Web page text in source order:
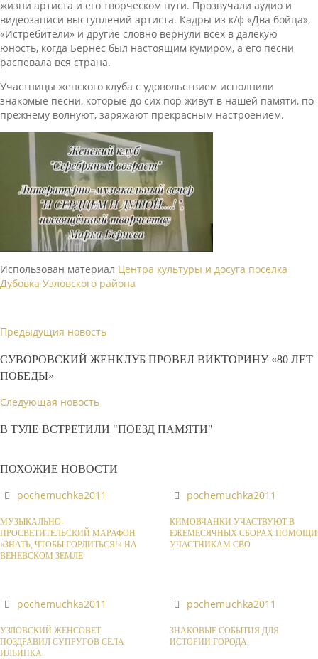
жизни артиста и его творческом пути. Прозвучали аудио и
видеозаписи выступлений артиста. Кадры из к/ф «Два бойца»,
«Истребители» и другие словно вернули всех в далекую
юность, когда Бернес был настоящим кумиром, а его песни
распевала вся страна.
Участницы женского клуба с удовольствием исполнили
знакомые песни, которые до сих пор живут в нашей памяти, по-
прежнему волнуют, заряжают прекрасным настроением.
Использован материал Центра культуры и досуга поселка
Дубовка Узловского района
Предыдущия новость
СУВОРОВСКИЙ ЖЕНКЛУБ ПРОВЕЛ ВИКТОРИНУ «80 ЛЕТ
ПОБЕДЫ»
Следующая новость
В ТУЛЕ ВСТРЕТИЛИ "ПОЕЗД ПАМЯТИ"
ПОХОЖИЕ НОВОСТИ
pochemuchka2011
МУЗЫКАЛЬНО-
ПРОСВЕТИТЕЛЬСКИЙ МАРАФОН
«ЗНАТЬ, ЧТОБЫ ГОРДИТЬСЯ!» НА
ВЕНЕВСКОМ ЗЕМЛЕ
pochemuchka2011
КИМОВЧАНКИ УЧАСТВУЮТ В
ЕЖЕМЕСЯЧНЫХ СБОРАХ ПОМОЩИ
УЧАСТНИКАМ СВО
pochemuchka2011
УЗЛОВСКИЙ ЖЕНСОВЕТ
ПОЗДРАВИЛ СУПРУГОВ СЕЛА
ИЛЬИНКА
pochemuchka2011
ЗНАКОВЫЕ СОБЫТИЯ ДЛЯ
ИСТОРИИ ГОРОДА